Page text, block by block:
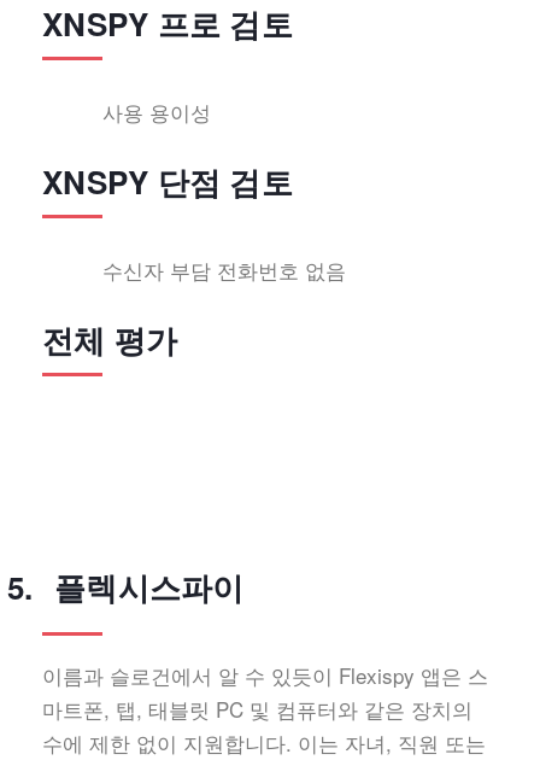
XNSPY 프로 검토
사용 용이성
XNSPY 단점 검토
수신자 부담 전화번호 없음
전체 평가
플렉시스파이
이름과 슬로건에서 알 수 있듯이 Flexispy 앱은 스
마트폰, 탭, 태블릿 PC 및 컴퓨터와 같은 장치의
수에 제한 없이 지원합니다. 이는 자녀, 직원 또는